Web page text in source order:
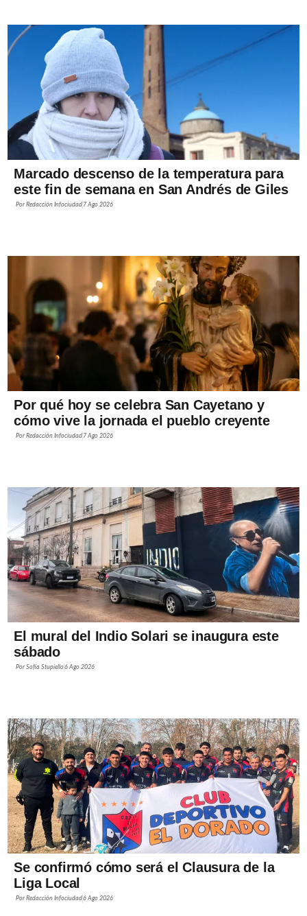
Marcado descenso de la temperatura para
este fin de semana en San Andrés de Giles
PorRedacción Infociudad 7 Ago 2026
Por qué hoy se celebra San Cayetano y
cómo vive la jornada el pueblo creyente
PorRedacción Infociudad 7 Ago 2026
El mural del Indio Solari se inaugura este
sábado
PorSofía Stupiello6 Ago 2026
Se confirmó cómo será el Clausura de la
Liga Local
PorRedacción Infociudad6 Ago 2026